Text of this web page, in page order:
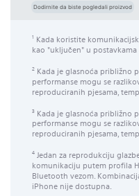
Dodirnite da biste pogledali proizvod
1 Kada koristite
kao "uključen" u
2 Kada je glasnoća približno
performanse mogu se
reproduciranih pjesama,
3 Kada je glasnoća približno
performanse mogu se
reproduciranih pjesama,
4 Jedan za reprodukciju
komunikaciju putem profila
Bluetooth vezom.
iPhone nije dostupna.